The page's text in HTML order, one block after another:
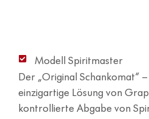
Modell Spiritmaster
Der „Original Schankomat“
einzigartige Lösung von
kontrollierte Abgabe von